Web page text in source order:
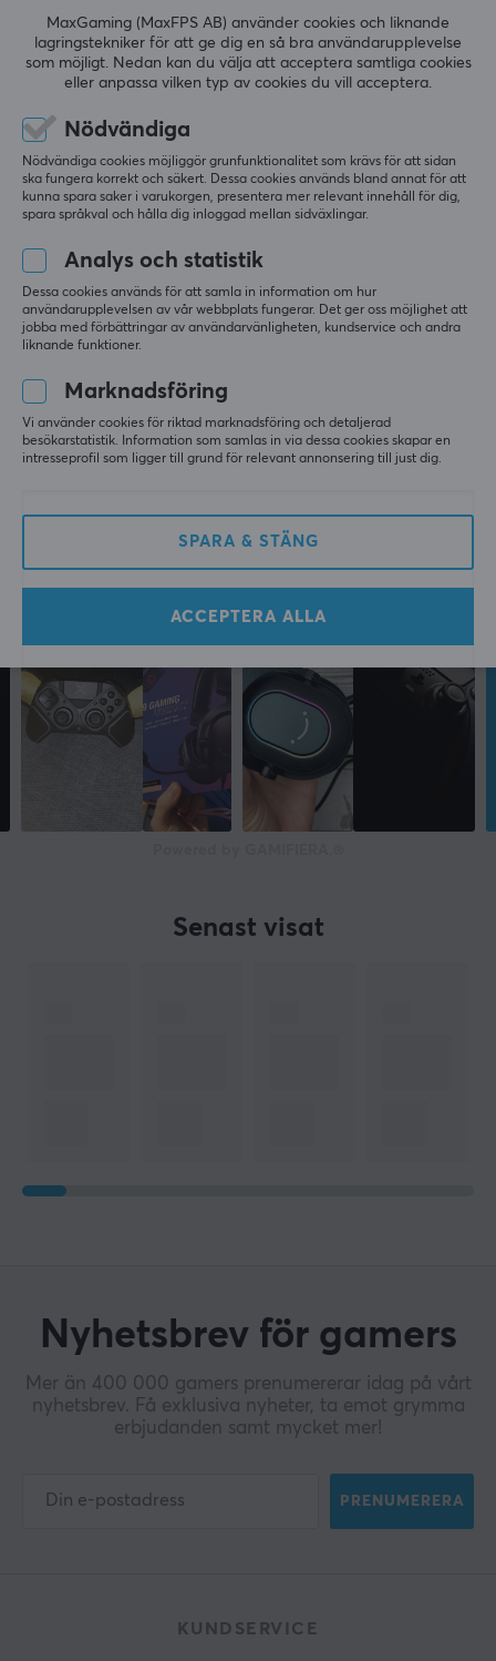
piloter under NASA har Thrustmaster ökat
spelupplevelsen för gamers i över 20 år. Dom var först
med att göra en replika på av en Ferrariratt, joystick till
innovativa produkter.
SPECIFIKATIONER
Kompatibilitet
PC
Färg
Svart
Producentens garanti
Bredd
320 mm
Djup
110 mm
0.0
Baserat på 0 recensioner
4
0%
3
0%
LÄMNA RECENSION
Mer från vårt Community
Senast visat
Nyhetsbrev för gamers
Mer än 400 000 gamers prenumererar idag på vårt
nyhetsbrev. Få exklusiva nyheter, ta emot grymma
erbjudanden samt mycket mer!
PRENUMERERA
KUNDSERVICE
MaxGaming (MaxFPS AB) använder cookies och liknande
lagringstekniker för att ge dig en så bra användarupplevelse
som möjligt. Nedan kan du välja att acceptera samtliga cookies
eller anpassa vilken typ av cookies du vill acceptera.
Nödvändiga
Nödvändiga cookies möjliggör grunfunktionalitet som krävs för att sidan
ska fungera korrekt och säkert. Dessa cookies används bland annat för att
kunna spara saker i varukorgen, presentera mer relevant innehåll för dig,
spara språkval och hålla dig inloggad mellan sidväxlingar.
Analys och statistik
Dessa cookies används för att samla in information om hur
användarupplevelsen av vår webbplats fungerar. Det ger oss möjlighet att
jobba med förbättringar av användarvänligheten, kundservice och andra
liknande funktioner.
Marknadsföring
Vi använder cookies för riktad marknadsföring och detaljerad
besökarstatistik. Information som samlas in via dessa cookies skapar en
intresseprofil som ligger till grund för relevant annonsering till just dig.
SPARA & STÄNG
ACCEPTERA ALLA